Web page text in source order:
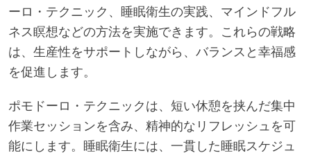
ーロ・テクニック、睡眠衛生の実践、マインドフル
ネス瞑想などの方法を実施できます。これらの戦略
は、生産性をサポートしながら、バランスと幸福感
を促進します。
ポモドーロ・テクニックは、短い休憩を挟んだ集中
作業セッションを含み、精神的なリフレッシュを可
能にします。睡眠衛生には、一貫した睡眠スケジュ